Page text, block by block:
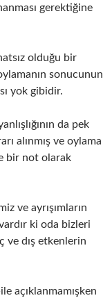
gerektiğine
olduğu bir
sonucunun
yok gibidir.
da pek
alınmış ve oylama
bir not olarak
ve ayrışımların
ki oda bizleri
ve dış etkenlerin
açıklanmamışken